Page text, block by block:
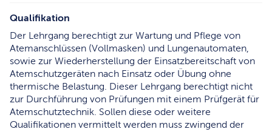
Qualifikation
Der Lehrgang berechtigt zur Wartung und Pflege von
Atemanschlüssen (Vollmasken) und Lungenautomaten,
sowie zur Wiederherstellung der Einsatzbereitschaft von
Atemschutzgeräten nach Einsatz oder Übung ohne
thermische Belastung. Dieser Lehrgang berechtigt nicht
zur Durchführung von Prüfungen mit einem Prüfgerät für
Atemschutztechnik. Sollen diese oder weitere
Qualifikationen vermittelt werden muss zwingend der